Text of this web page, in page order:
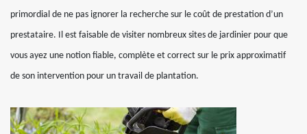
primordial de ne pas ignorer la recherche sur le coût de prestation d’un
prestataire. Il est faisable de visiter nombreux sites de jardinier pour que
vous ayez une notion fiable, complète et correct sur le prix approximatif
de son intervention pour un travail de plantation.